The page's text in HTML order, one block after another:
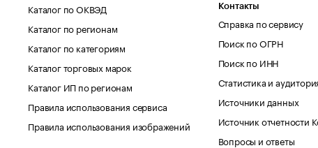
Каталог по ОКВЭД
Каталог по регионам
Каталог по категориям
Каталог торговых марок
Каталог ИП по регионам
Правила использования сервиса
Правила использования изображений
Контакты
Справка по сервису
Поиск по ОГРН
Поиск по ИНН
Статистика и
Источники данных
Источник отчетности
Вопросы и ответы